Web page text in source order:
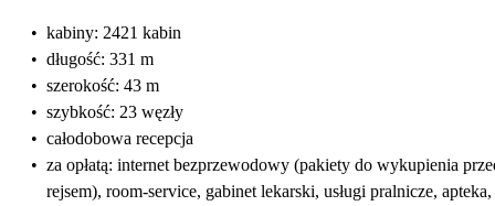
• kabiny: 2421 kabin
• długość: 331 m
• szerokość: 43 m
• szybkość: 23 węzły
• całodobowa recepcja
• za opłatą: internet bezprzewodowy (pakiety do wykupienia
rejsem), room-service, gabinet lekarski, usługi pralnicze, apteka,